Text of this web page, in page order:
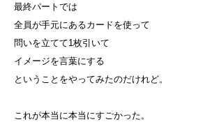
最終パートでは
全員が手元にあるカードを使って
問いを立てて1枚引いて
イメージを言葉にする
ということをやってみたのだけれど。
これが本当に本当にすごかった。